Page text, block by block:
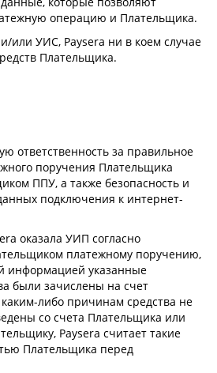
операцию и Плательщика.
или УИС, Paysera ни в коем случае
Плательщика.
ответственность за правильное
поручения Плательщика
ППУ, а также безопасность и
подключения к интернет-
оказала УИП согласно
платежному поручению,
информацией указанные
были зачислены на счет
либо причинам средства не
со счета Плательщика или
Paysera считает такие
Плательщика перед